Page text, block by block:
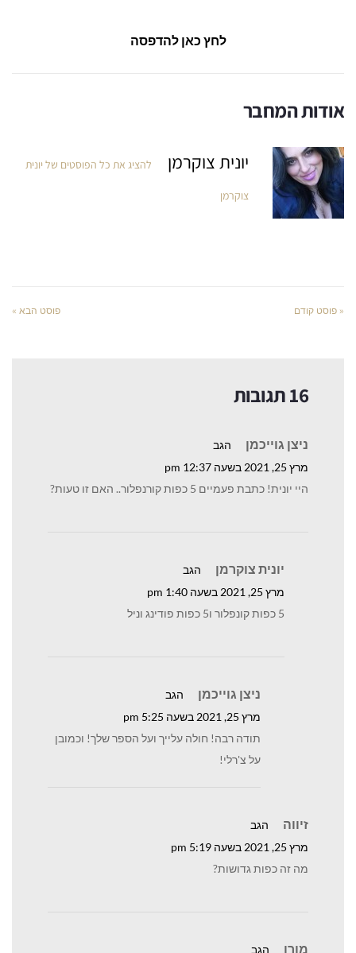
לחץ כאן להדפסה
אודות המחבר
יונית צוקרמן להציג את כל הפוסטים של יונית
צוקרמן
« פוסט קודם פוסט הבא »
16 תגובות
ניצן גוייכמן
הגב
מרץ 25, 2021 בשעה 12:37 pm
היי יונית! כתבת פעמיים 5 כפות קורנפלור.. האם זו טעות?
יונית צוקרמן
הגב
מרץ 25, 2021 בשעה 1:40 pm
5 כפות קונפלור ו5 כפות פודינג וניל
ניצן גוייכמן
הגב
מרץ 25, 2021 בשעה 5:25 pm
תודה רבה! חולה עלייך ועל הספר שלך! וכמובן
על צ'רלי!
זיווה
הגב
מרץ 25, 2021 בשעה 5:19 pm
מה זה כפות גדושות?
מורן הגב